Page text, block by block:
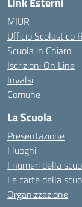
MIUR
Ufficio Scolastico
Scuola in Chiaro
Iscrizioni On Line
Invalsi
Comune
La Scuola
Presentazione
I luoghi
I numeri della
Le carte della
Organizzazione